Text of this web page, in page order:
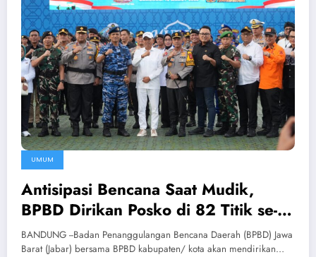
UMUM
Antisipasi Bencana Saat Mudik,
BPBD Dirikan Posko di 82 Titik se-
Jabar
BANDUNG --Badan Penanggulangan Bencana Daerah (BPBD) Jawa
Barat (Jabar) bersama BPBD kabupaten/ kota akan mendirikan…